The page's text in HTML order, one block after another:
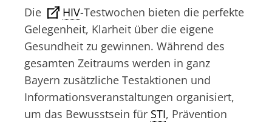
Die HIV-Testwochen bieten die perfekte
Gelegenheit, Klarheit über die eigene
Gesundheit zu gewinnen. Während des
gesamten Zeitraums werden in ganz
Bayern zusätzliche Testaktionen und
Informationsveranstaltungen organisiert,
um das Bewusstsein für STI, Prävention